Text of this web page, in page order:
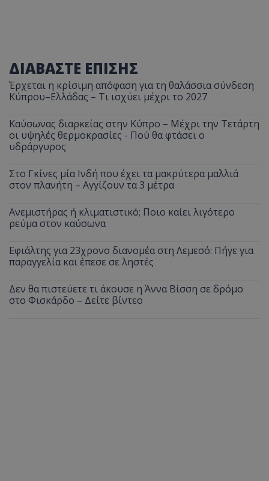
ΔΙΑΒΑΣΤΕ ΕΠΙΣΗΣ
Έρχεται η κρίσιμη απόφαση για τη θαλάσσια σύνδεση
Κύπρου–Ελλάδας – Τι ισχύει μέχρι το 2027
Καύσωνας διαρκείας στην Κύπρο – Μέχρι την Τετάρτη
οι υψηλές θερμοκρασίες - Πού θα φτάσει ο
υδράργυρος
Στο Γκίνες μία Ινδή που έχει τα μακρύτερα μαλλιά
στον πλανήτη – Αγγίζουν τα 3 μέτρα
Ανεμιστήρας ή κλιματιστικό; Ποιο καίει λιγότερο
ρεύμα στον καύσωνα
Εφιάλτης για 23χρονο διανομέα στη Λεμεσό: Πήγε για
παραγγελία και έπεσε σε ληστές
Δεν θα πιστεύετε τι άκουσε η Άννα Βίσση σε δρόμο
στο Φισκάρδο – Δείτε βίντεο